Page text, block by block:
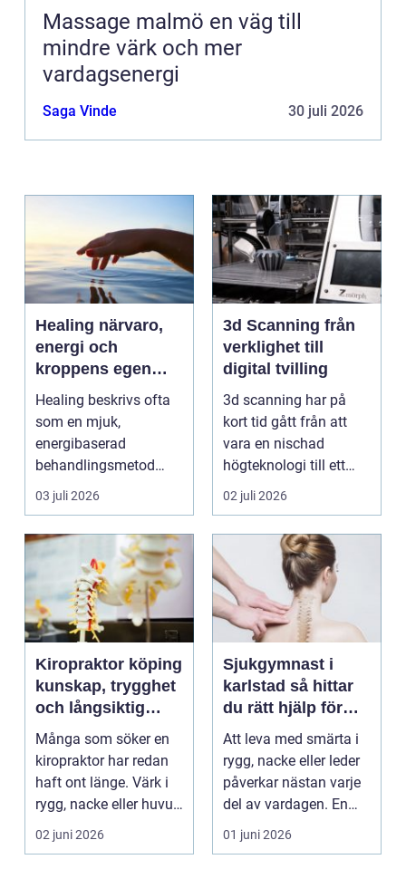
Massage malmö en väg till
mindre värk och mer
vardagsenergi
Saga Vinde 30 juli 2026
Healing närvaro,
energi och
kroppens egen
förmåga att läka
Healing beskrivs ofta
som en mjuk,
energibaserad
behandlingsmetod
som stödjer kroppens
egen läknings...
03 juli 2026
3d Scanning från
verklighet till
digital tvilling
3d scanning har på
kort tid gått från att
vara en nischad
högteknologi till ett
praktiskt verktyg fö...
02 juli 2026
Kiropraktor köping
kunskap, trygghet
och långsiktig
hjälp för ryggen
Många som söker en
kiropraktor har redan
haft ont länge. Värk i
rygg, nacke eller huvud
blir lätt en...
02 juni 2026
Sjukgymnast i
karlstad så hittar
du rätt hjälp för
smärta och besvär
Att leva med smärta i
rygg, nacke eller leder
påverkar nästan varje
del av vardagen. En
person som s...
01 juni 2026